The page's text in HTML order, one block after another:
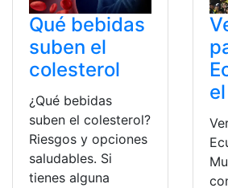
Qué bebidas
suben el
colesterol
¿Qué bebidas
suben el colesterol?
Riesgos y opciones
saludables. Si
tienes alguna